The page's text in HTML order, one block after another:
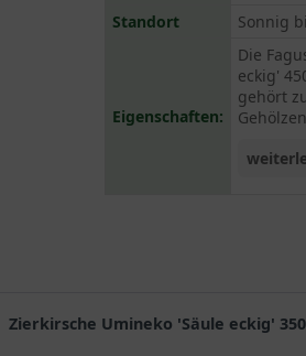
Standort
Sonnig
Eigenschaften:
Die
eckig'
gehört
dem
Buche
Zierkirsche Umineko 'Säule eckig'